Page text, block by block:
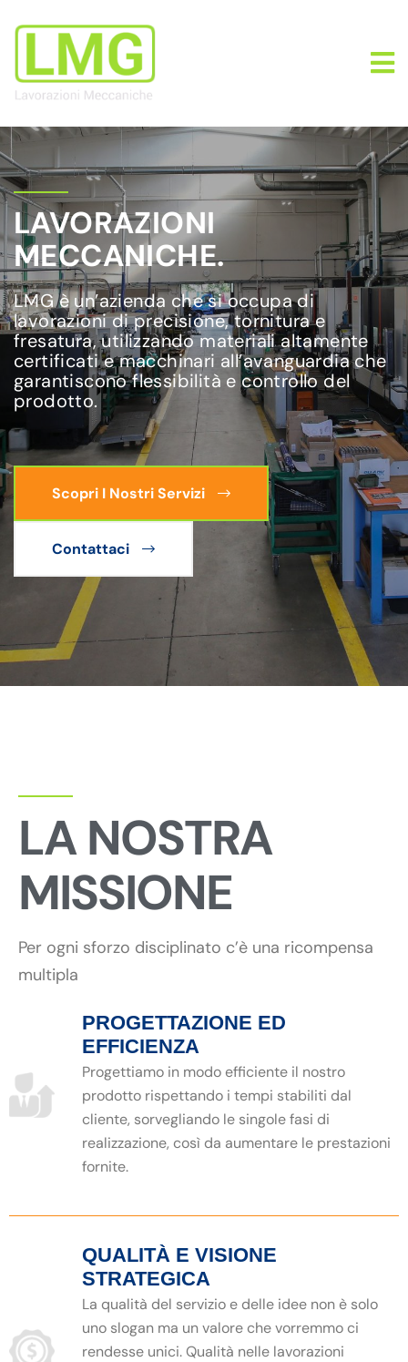
LAVORAZIONI
MECCANICHE.
LMG è un’azienda che si occupa di
lavorazioni di precisione, tornitura e
fresatura, utilizzando materiali altamente
certificati e macchinari all’avanguardia che
garantiscono flessibilità e controllo del
prodotto.
Scopri I Nostri Servizi
Contattaci
LA NOSTRA
MISSIONE
Per ogni sforzo disciplinato c’è una ricompensa
multipla
PROGETTAZIONE ED
EFFICIENZA
Progettiamo in modo efficiente il nostro
prodotto rispettando i tempi stabiliti dal
cliente, sorvegliando le singole fasi di
realizzazione, così da aumentare le prestazioni
fornite.
QUALITÀ E VISIONE
STRATEGICA
La qualità del servizio e delle idee non è solo
uno slogan ma un valore che vorremmo ci
rendesse unici. Qualità nelle lavorazioni